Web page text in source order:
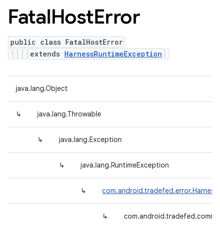
FatalHostError
public class FatalHostError
extends HarnessRuntimeException
java.lang.Object
↳ java.lang.Throwable
↳ java.lang.Exception
↳ java.lang.RuntimeException
↳
↳